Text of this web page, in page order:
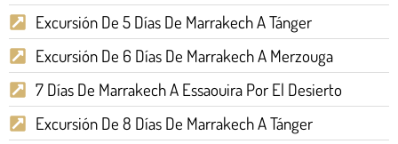
Excursión De 5 Días De Marrakech A Tánger
Excursión De 6 Días De Marrakech A Merzouga
7 Días De Marrakech A Essaouira Por El Desierto
Excursión De 8 Días De Marrakech A Tánger